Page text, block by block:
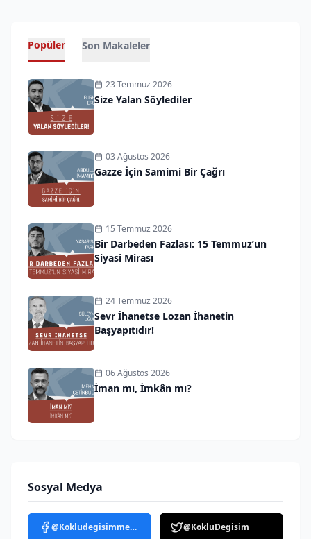
Popüler Son Makaleler
23 Temmuz 2026
Size Yalan Söylediler
03 Ağustos 2026
Gazze İçin Samimi Bir Çağrı
15 Temmuz 2026
Bir Darbeden Fazlası: 15 Temmuz’un
Siyasi Mirası
24 Temmuz 2026
Sevr İhanetse Lozan İhanetin
Başyapıtıdır!
06 Ağustos 2026
İman mı, İmkân mı?
Sosyal Medya
@Kokludegisimmedya @KokluDegisim